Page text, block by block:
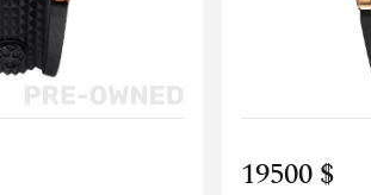
19500 $